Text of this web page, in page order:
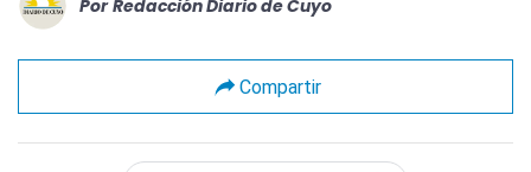
Por Redacción Diario de Cuyo
Compartir